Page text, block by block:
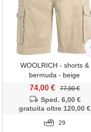
WOOLRICH - shorts &
bermuda - beige
74,00 € 77,00 €
Sped. 6,00 €
gratuita oltre 120,00 €
29